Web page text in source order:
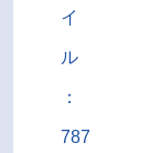
イ
ル
：
787